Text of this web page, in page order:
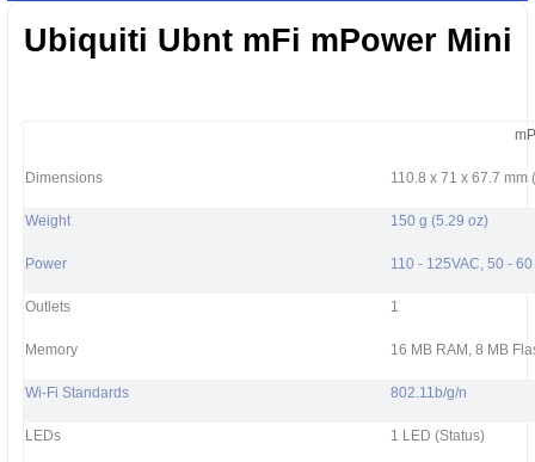
Ubiquiti Ubnt mFi mPower Mini
Dimensions 110.8 x 71 x 67.7 mm
Weight 150 g (5.29 oz)
Power 110 - 125VAC, 50 -
Outlets 1
Memory 16 MB RAM, 8 MB
Wi-Fi Standards 802.11b/g/n
LEDs 1 LED (Status)